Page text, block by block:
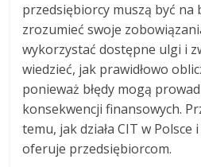
przedsiębiorcy muszą być na
zrozumieć swoje
wykorzystać dostępne ulgi i
wiedzieć, jak prawidłowo
ponieważ błędy mogą
konsekwencji finansowych.
temu, jak działa CIT w Polsce
oferuje przedsiębiorcom.